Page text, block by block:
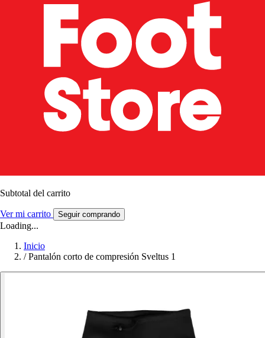
Subtotal del carrito
Ver mi carrito Seguir comprando
Loading...
Inicio
/ Pantalón corto de compresión Sveltus 1